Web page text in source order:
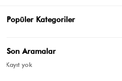
₺1.539,80
Popüler Kategoriler
Son Aramalar
Kayıt yok